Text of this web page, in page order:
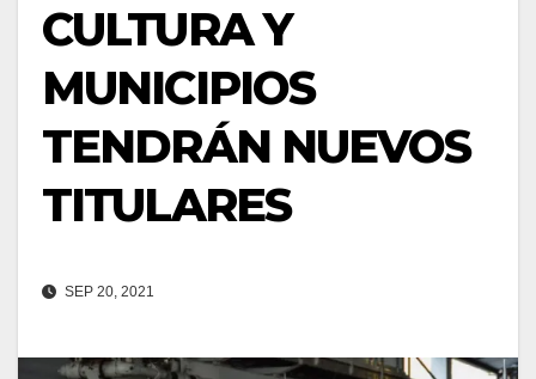
CULTURA Y
MUNICIPIOS
TENDRÁN NUEVOS
TITULARES
SEP 20, 2021